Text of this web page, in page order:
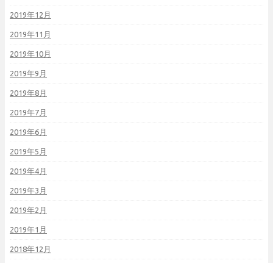
2019年12月
2019年11月
2019年10月
2019年9月
2019年8月
2019年7月
2019年6月
2019年5月
2019年4月
2019年3月
2019年2月
2019年1月
2018年12月